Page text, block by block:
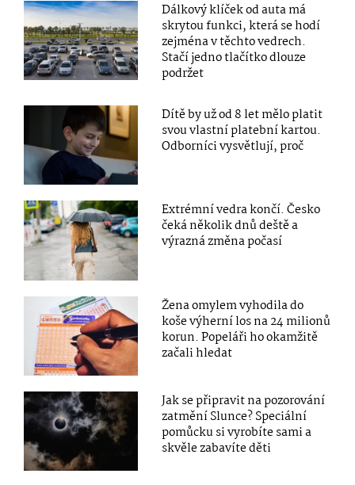
Dálkový klíček od auta má
skrytou funkci, která se hodí
zejména v těchto vedrech.
Stačí jedno tlačítko dlouze
podržet
Dítě by už od 8 let mělo platit
svou vlastní platební kartou.
Odborníci vysvětlují, proč
Extrémní vedra končí. Česko
čeká několik dnů deště a
výrazná změna počasí
Žena omylem vyhodila do
koše výherní los na 24 milionů
korun. Popeláři ho okamžitě
začali hledat
Jak se připravit na pozorování
zatmění Slunce? Speciální
pomůcku si vyrobíte sami a
skvěle zabavíte děti